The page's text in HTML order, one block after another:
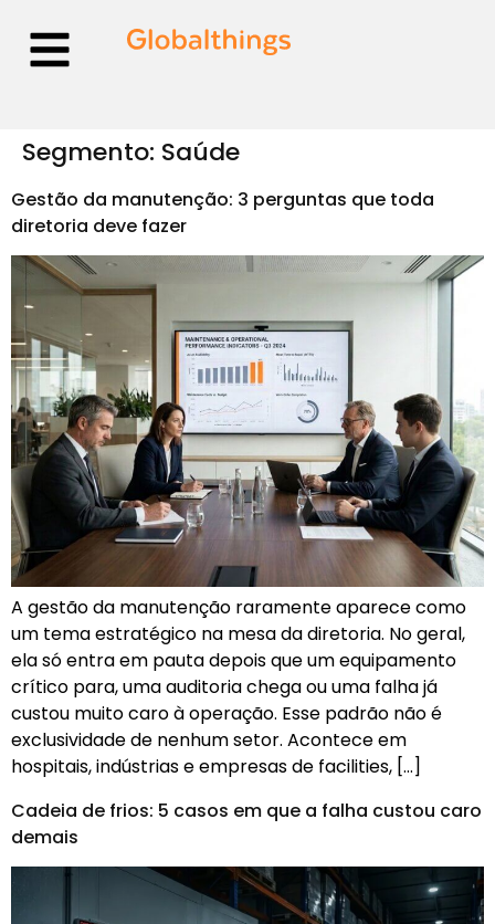
Segmento: Saúde
Gestão da manutenção: 3 perguntas que toda
diretoria deve fazer
A gestão da manutenção raramente aparece como
um tema estratégico na mesa da diretoria. No geral,
ela só entra em pauta depois que um equipamento
crítico para, uma auditoria chega ou uma falha já
custou muito caro à operação. Esse padrão não é
exclusividade de nenhum setor. Acontece em
hospitais, indústrias e empresas de facilities, […]
Cadeia de frios: 5 casos em que a falha custou caro
demais